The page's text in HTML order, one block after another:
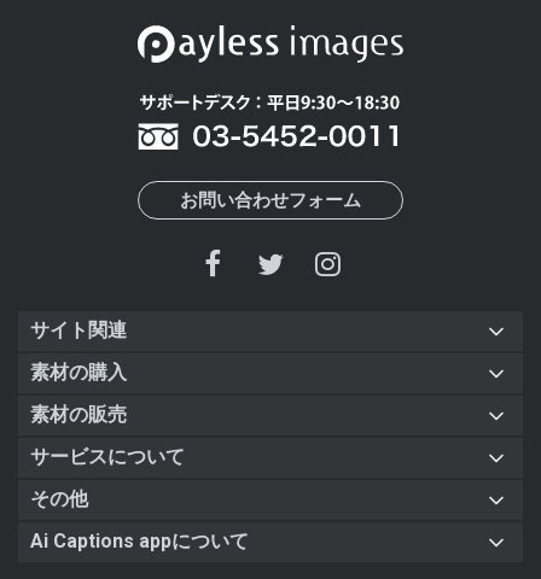
お問い合わせフォーム
サイト関連
素材の購入
素材の販売
サービスについて
その他
Ai Captions appについて